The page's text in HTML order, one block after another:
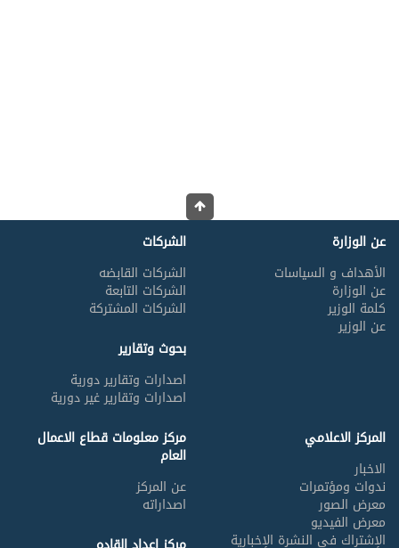
عن الوزارة
الأهداف و السياسات
عن الوزارة
كلمة الوزير
عن الوزير
الشركات
الشركات القابضه
الشركات التابعة
الشركات المشتركة
بحوث وتقارير
اصدارات وتقارير دورية
اصدارات وتقارير غير دورية
المركز الاعلامي
الاخبار
ندوات ومؤتمرات
معرض الصور
معرض الفيديو
الإشتراك في النشرة الإخبارية
مركز معلومات قطاع الاعمال
العام
عن المركز
اصداراته